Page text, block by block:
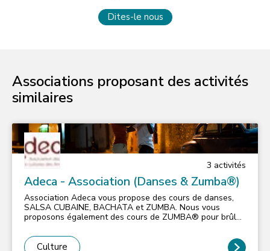
Dites-le nous
Associations proposant des activités
similaires
3 activités
Adeca - Association (Danses & Zumba®)
Association Adeca vous propose des cours de danses,
SALSA CUBAINE, BACHATA et ZUMBA. Nous vous
proposons également des cours de ZUMBA® pour brûler
d'une structure sérieuse et très conviviale. Venez
découvrir avec nous les rythmes afro caribéens à travers
Culture